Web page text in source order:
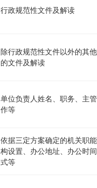
行政规范性文件及解读
除行政规范性文件以外的其
的文件及解读
单位负责人姓名、职务、主
作等
依据三定方案确定的机关职
构设置、办公地址、办公时
式等